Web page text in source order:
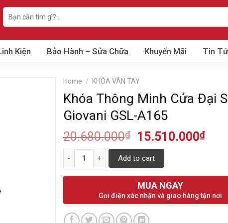
Search
for:
Kiện Bảo Hành – Sửa Chữa Khuyến Mãi Tin
Home / KHÓA VÂN TAY
Khóa Thông Minh Cửa Đại
Giovani GSL-A165
20.680.000₫ 15.510.000₫
Quantity Add to cart
MUA NGAY
Gọi điện xác nhận và giao hàng tận nơi